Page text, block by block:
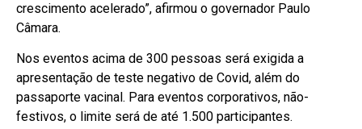
crescimento acelerado”, afirmou o governador Paulo
Câmara.
Nos eventos acima de 300 pessoas será exigida a
apresentação de teste negativo de Covid, além do
passaporte vacinal. Para eventos corporativos, não-
festivos, o limite será de até 1.500 participantes.